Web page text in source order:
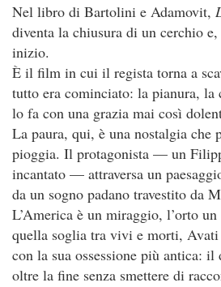
Nel libro di Bartolini e Adamovit,
diventa la chiusura di un cerchio
inizio.
È il film in cui il regista torna a
tutto era cominciato: la pianura,
lo fa con una grazia mai così
La paura, qui, è una nostalgia che
pioggia. Il protagonista — un
incantato — attraversa un
da un sogno padano travestito da
L’America è un miraggio, l’orto
quella soglia tra vivi e morti,
con la sua ossessione più antica: il
oltre la fine senza smettere di